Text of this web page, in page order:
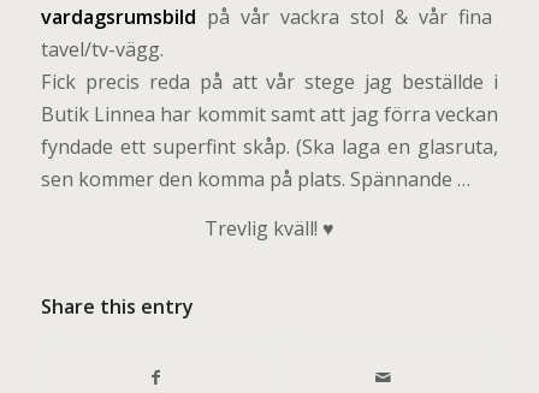
vardagsrumsbild på vår vackra stol & vår fina
tavel/tv-vägg.
Fick precis reda på att vår stege jag beställde i
Butik Linnea har kommit samt att jag förra veckan
fyndade ett superfint skåp. (Ska laga en glasruta,
sen kommer den komma på plats. Spännande …
Trevlig kväll! ♥
Share this entry